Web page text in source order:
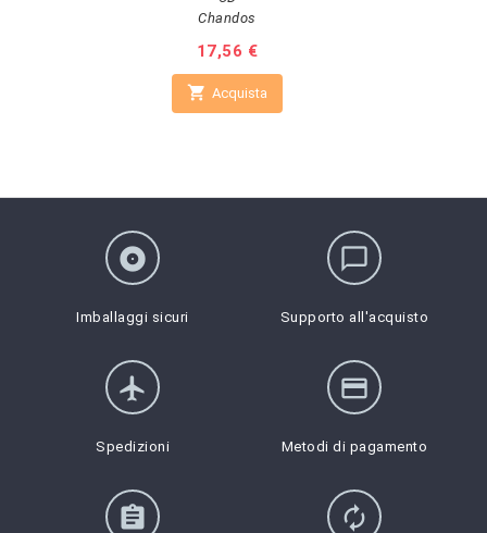
Chandos
Prezzo
17,56 €
 Acquista
album
Imballaggi sicuri
chat_bubble_outline
Supporto all'acquisto
flight
Spedizioni
credit_card
Metodi di pagamento
assignment autorenew